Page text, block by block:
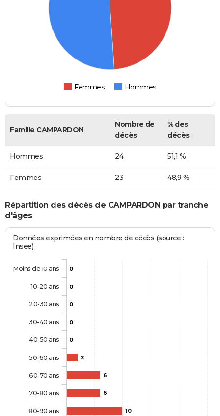
Femmes Hommes
Famille CAMPARDON
Nombre de
décès
% des
décès
Hommes 24 51,1 %
Femmes 23 48,9 %
Répartition des décès de CAMPARDON par tranche
d'âges
Données exprimées en nombre de décès (source :
Insee)
0
0
0
0
0
2
6
6
10
Moins de 10 ans
10-20 ans
20-30 ans
30-40 ans
40-50 ans
50-60 ans
60-70 ans
70-80 ans
80-90 ans